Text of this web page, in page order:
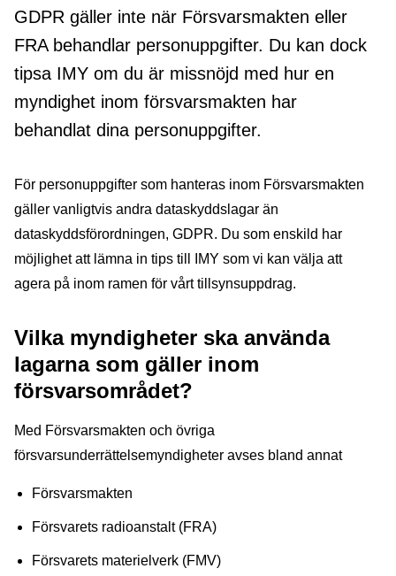
GDPR gäller inte när Försvarsmakten eller
FRA behandlar personuppgifter. Du kan dock
tipsa IMY om du är missnöjd med hur en
myndighet inom försvarsmakten har
behandlat dina personuppgifter.
För personuppgifter som hanteras inom Försvarsmakten
gäller vanligtvis andra dataskyddslagar än
dataskyddsförordningen, GDPR. Du som enskild har
möjlighet att lämna in tips till IMY som vi kan välja att
agera på inom ramen för vårt tillsynsuppdrag.
Vilka myndigheter ska använda
lagarna som gäller inom
försvarsområdet?
Med Försvarsmakten och övriga
försvarsunderrättelsemyndigheter avses bland annat
Försvarsmakten
Försvarets radioanstalt (FRA)
Försvarets materielverk (FMV)